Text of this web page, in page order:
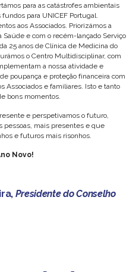
para as catástrofes ambientais
para UNICEF Portugal.
aos Associados. Priorizámos a
e com o recém-lançado Serviço
25 anos de Clínica de Medicina do
o Centro Multidisciplinar, com
a nossa atividade e
poupança e proteção financeira com
Associados e familiares. Isto e tanto
bons momentos.
e perspetivamos o futuro,
pessoas, mais presentes e que
e futuros mais risonhos.
Novo!
Presidente do Conselho